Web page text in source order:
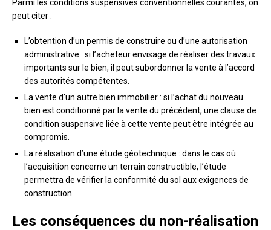
Parmi les conditions suspensives conventionnelles courantes, on
peut citer :
L’obtention d’un permis de construire ou d’une autorisation
administrative : si l’acheteur envisage de réaliser des travaux
importants sur le bien, il peut subordonner la vente à l’accord
des autorités compétentes.
La vente d’un autre bien immobilier : si l’achat du nouveau
bien est conditionné par la vente du précédent, une clause de
condition suspensive liée à cette vente peut être intégrée au
compromis.
La réalisation d’une étude géotechnique : dans le cas où
l’acquisition concerne un terrain constructible, l’étude
permettra de vérifier la conformité du sol aux exigences de
construction.
Les conséquences du non-réalisation